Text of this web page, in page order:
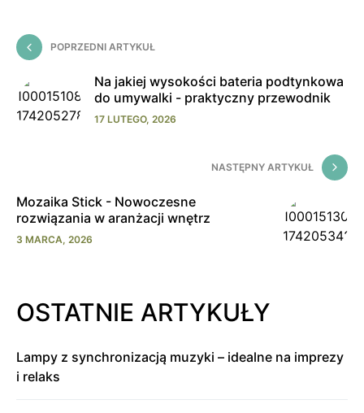
POPRZEDNI ARTYKUŁ
Na jakiej wysokości bateria podtynkowa
do umywalki - praktyczny przewodnik
17 LUTEGO, 2026
NASTĘPNY ARTYKUŁ
Mozaika Stick - Nowoczesne
rozwiązania w aranżacji wnętrz
3 MARCA, 2026
OSTATNIE ARTYKUŁY
Lampy z synchronizacją muzyki – idealne na imprezy
i relaks